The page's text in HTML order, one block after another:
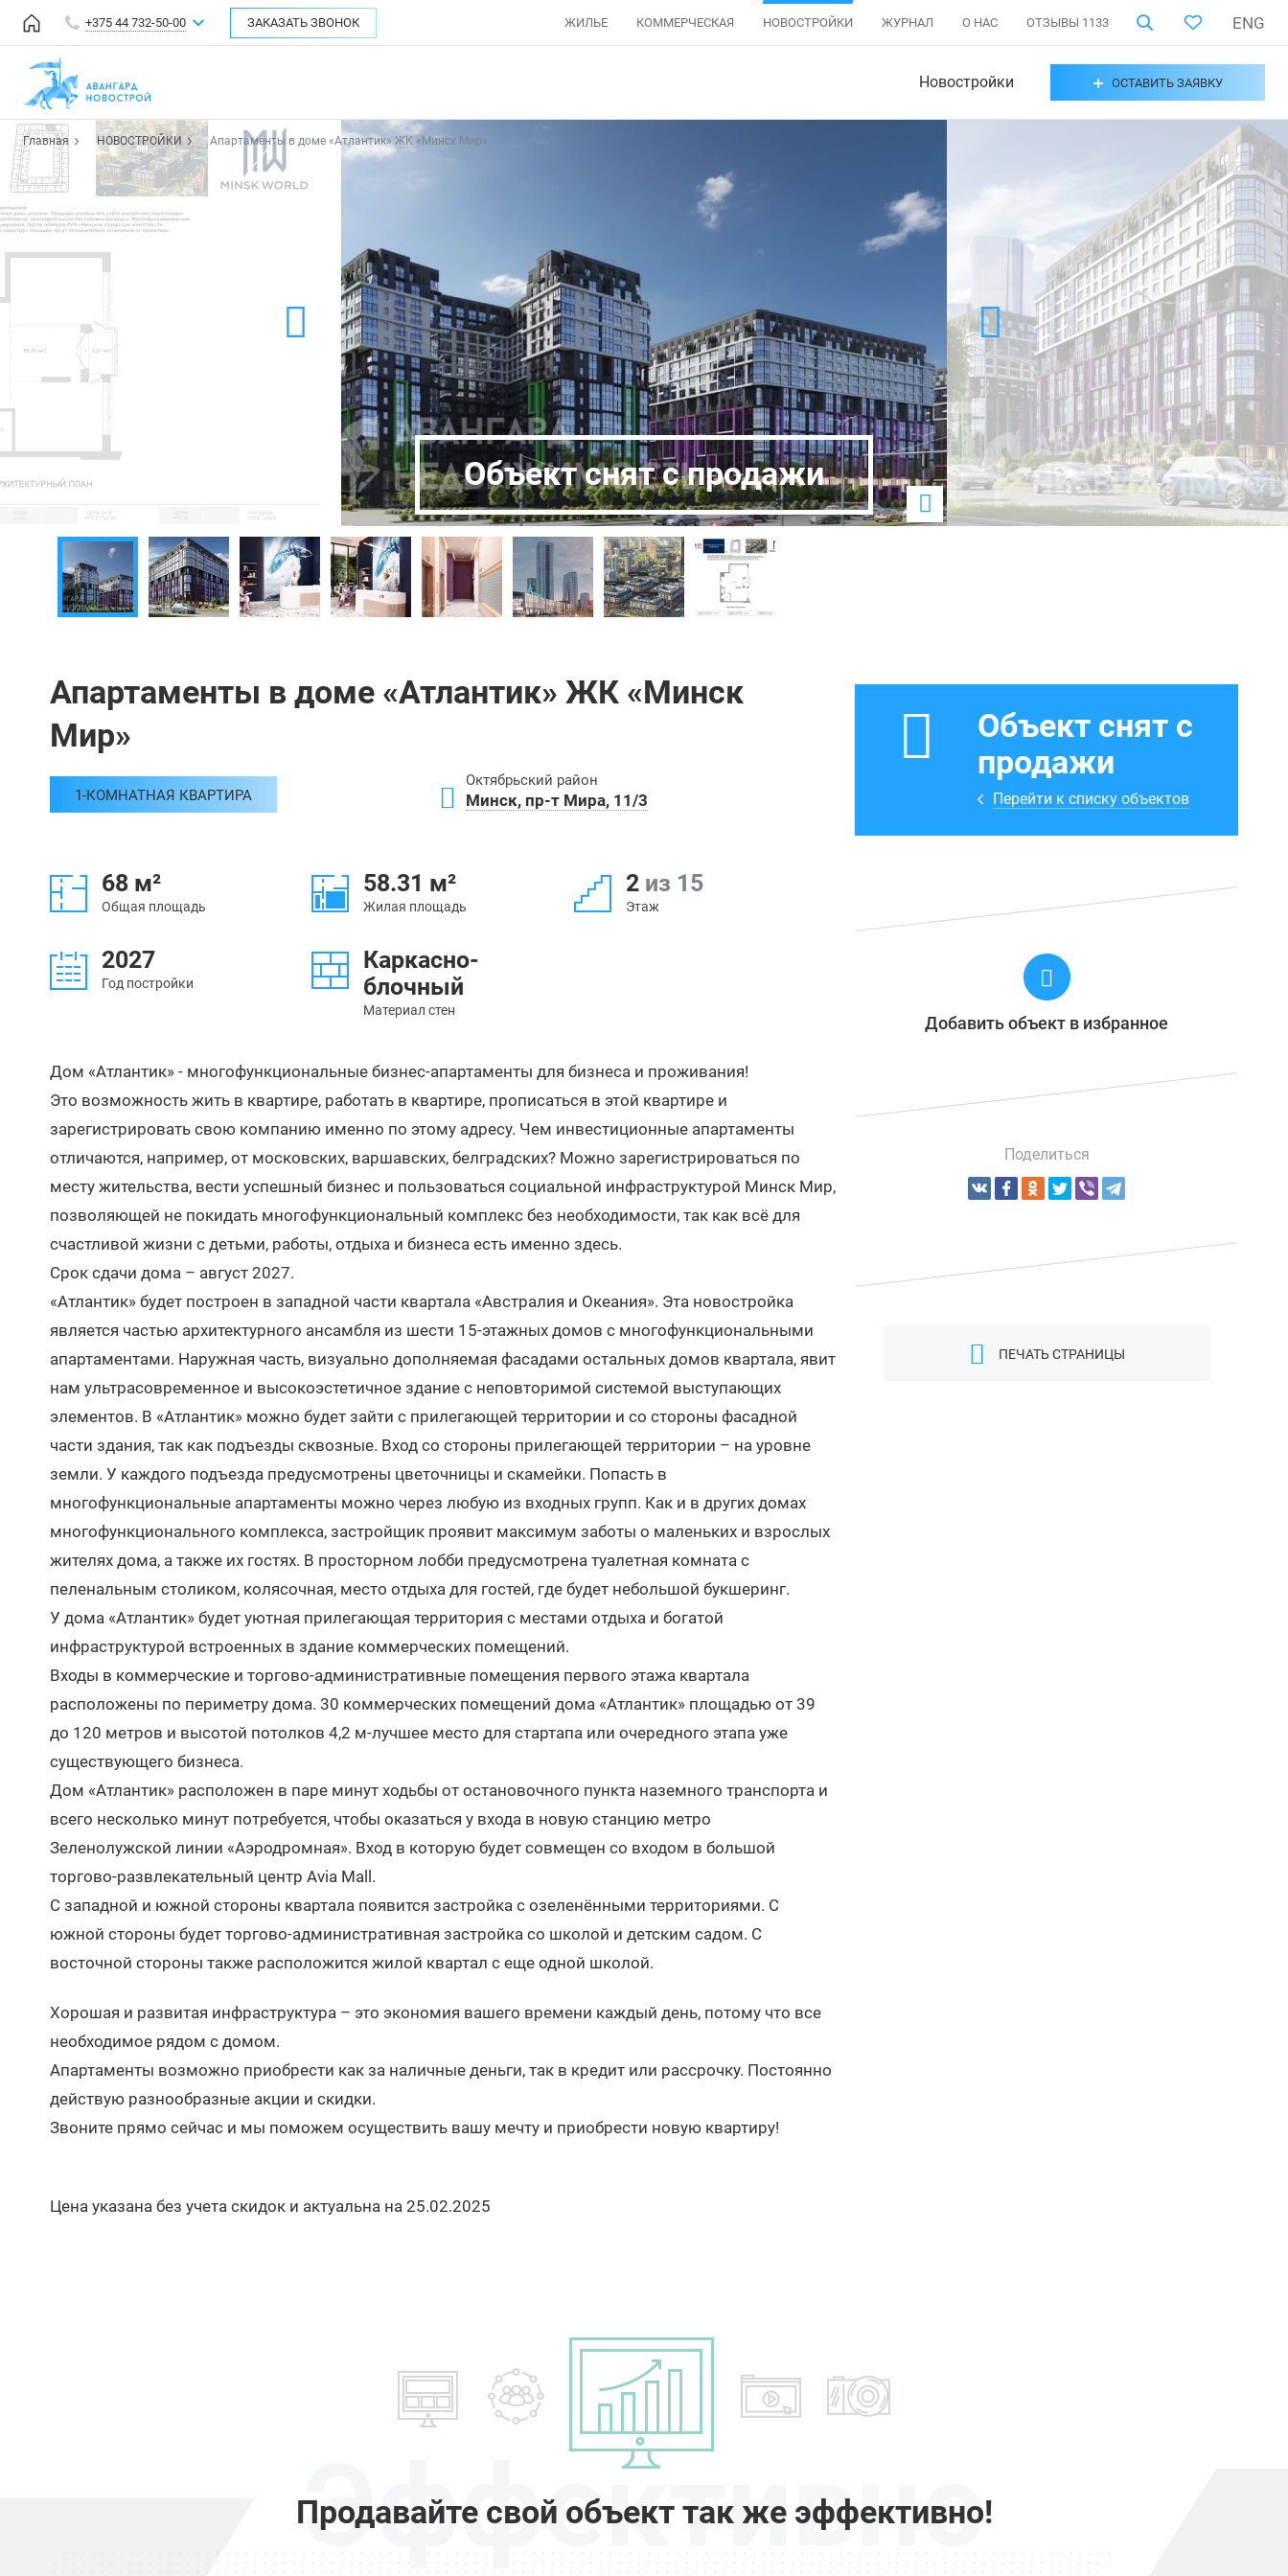
+375 44 732-50-00 ЗАКАЗАТЬ ЗВОНОК ЖИЛЬЕ КОММЕРЧЕСКАЯ НОВОСТРОЙКИ ЖУРНАЛ О НАС ОТЗЫВЫ 1133 ENG
Новостройки ОСТАВИТЬ ЗАЯВКУ
Главная НОВОСТРОЙКИ Апартаменты в доме «Атлантик» ЖК «Минск Мир»
Объект снят с продажи
Апартаменты в доме «Атлантик» ЖК «Минск
Мир»
1-КОМНАТНАЯ КВАРТИРА
Октябрьский район
Минск, пр-т Мира, 11/3
68 м²
Общая площадь
58.31 м²
Жилая площадь
2 из 15
Этаж
2027
Год постройки
Каркасно-
блочный
Материал стен
Дом «Атлантик» - многофункциональные бизнес-апартаменты для бизнеса и проживания!
Это возможность жить в квартире, работать в квартире, прописаться в этой квартире и
зарегистрировать свою компанию именно по этому адресу. Чем инвестиционные апартаменты
отличаются, например, от московских, варшавских, белградских? Можно зарегистрироваться по
месту жительства, вести успешный бизнес и пользоваться социальной инфраструктурой Минск Мир,
позволяющей не покидать многофункциональный комплекс без необходимости, так как всё для
счастливой жизни с детьми, работы, отдыха и бизнеса есть именно здесь.
Срок сдачи дома – август 2027.
«Атлантик» будет построен в западной части квартала «Австралия и Океания». Эта новостройка
является частью архитектурного ансамбля из шести 15-этажных домов с многофункциональными
апартаментами. Наружная часть, визуально дополняемая фасадами остальных домов квартала, явит
нам ультрасовременное и высокоэстетичное здание с неповторимой системой выступающих
элементов. В «Атлантик» можно будет зайти с прилегающей территории и со стороны фасадной
части здания, так как подъезды сквозные. Вход со стороны прилегающей территории – на уровне
земли. У каждого подъезда предусмотрены цветочницы и скамейки. Попасть в
многофункциональные апартаменты можно через любую из входных групп. Как и в других домах
многофункционального комплекса, застройщик проявит максимум заботы о маленьких и взрослых
жителях дома, а также их гостях. В просторном лобби предусмотрена туалетная комната с
пеленальным столиком, колясочная, место отдыха для гостей, где будет небольшой букшеринг.
У дома «Атлантик» будет уютная прилегающая территория с местами отдыха и богатой
инфраструктурой встроенных в здание коммерческих помещений.
Входы в коммерческие и торгово-административные помещения первого этажа квартала
расположены по периметру дома. 30 коммерческих помещений дома «Атлантик» площадью от 39
до 120 метров и высотой потолков 4,2 м-лучшее место для стартапа или очередного этапа уже
существующего бизнеса.
Дом «Атлантик» расположен в паре минут ходьбы от остановочного пункта наземного транспорта и
всего несколько минут потребуется, чтобы оказаться у входа в новую станцию метро
Зеленолужской линии «Аэродромная». Вход в которую будет совмещен со входом в большой
торгово-развлекательный центр Avia Mall.
С западной и южной стороны квартала появится застройка с озеленёнными территориями. С
южной стороны будет торгово-административная застройка со школой и детским садом. С
восточной стороны также расположится жилой квартал с еще одной школой.
Хорошая и развитая инфраструктура – это экономия вашего времени каждый день, потому что все
необходимое рядом с домом.
Апартаменты возможно приобрести как за наличные деньги, так в кредит или рассрочку. Постоянно
действую разнообразные акции и скидки.
Звоните прямо сейчас и мы поможем осуществить вашу мечту и приобрести новую квартиру!
Цена указана без учета скидок и актуальна на 25.02.2025
Объект снят с
продажи
Перейти к списку объектов
Добавить объект в избранное
Поделиться
ПЕЧАТЬ СТРАНИЦЫ
Продавайте свой объект так же эффективно!
Эффективно